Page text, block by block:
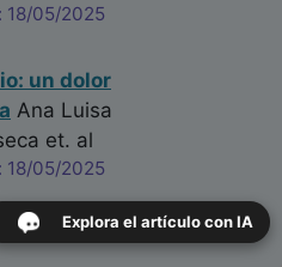
18/05/2025
un dolor
Ana Luisa
et. al
18/05/2025
Explora el artículo con IA